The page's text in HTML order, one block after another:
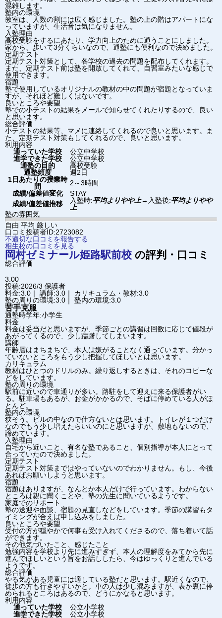
混雑します。
塾内の環境
教室は、人数の割には広く感じました。塾の上の階はアパートにな
っていますが、生活音は気になりません。
入塾理由
高校受験をするにあたり、学力向上のために通うことにしました。
家から、歩いて3分くらいなので、通塾にも便利なので決めました。
定期テスト
定期テスト対策として、各学校の過去の問題を配布してくれます。
また、定期テスト前は塾を開放してくれて、自習室みたいな感じで
使用できます。
宿題
塾で使用しているオリジナルの教材の中の問題が宿題となっていま
すが、それほど難しくはないです。
良いところや要望
塾での小テストの結果をメールで知らせてくれたりするので、良い
と思います。
総合評価
小テストの結果等、マメに連絡してくれるので良いと思います。ま
た、定期テスト対策もしてくれるので、良いと思います。
利用内容
通っていた学校
公立中学校
進学できた学校
公立中学校
通塾の目的
高校受験
通塾頻度
週2日
1日あたりの授業時
間
2～3時間
成績/偏差値変化
STAY
成績/偏差値推移
入塾時:平均よりやや上→ 入塾後:平均よりやや
上
塾の雰囲気
自由 平均 厳しい
口コミ投稿者ID:2723082
不適切な口コミを報告する
相生校の口コミを見る
岡村ゼミナール姫路駅前校 の評判・口コミ
総合評価
3.00
投稿:2026/3 保護者
料金:3.0｜ 講師:3.0｜ カリキュラム・教材:3.0
塾の周りの環境:3.0｜ 塾内の環境:3.0
苦手克服
通塾時学年:小学生
料金
料金は妥当だと思いますが、季節ごとの講習は回数に応じて値段が
あがってくるので、少し躊躇してしまいます。
講師
年齢層はまちまちで、本人は嫌がることなく通っています。分かっ
ていないところをもう少し把握してほしいとは思います。
カリキュラム
教材はひとつのドリルのみ。繰り返しするときは、それのコピーな
どをしています。
塾の周りの環境
駅前に近いので車通りが多い。路駐をして迎えに来る保護者がい
る。駐車場もあるが、お金がかかるので、そばに停めている人がほ
とんど。
塾内の環境
狭そう。ビルの中なので仕方ないとは思います。トイレが１つだけ
なのでもう少し増えたらいいのにと思いますが、敷地もないので、
諦めています。
入塾理由
自宅から近いこと、有名な塾であること、個別指導が本人にとって
合っていたので決めました。
定期テスト
定期テスト対策まではやっていないのでわかりません。もし、今後
あればお願いしようと思います。
宿題
宿題はありますが、なんとか本人だけで行っています。わからない
ところは親に聞くことや、塾の先生に聞いているようです。
家庭でのサポート
塾の送迎や面談、宿題の見直しなどをしています。季節の講習もタ
イミングが合えば申し込みをしました。
良いところや要望
受付の方が穏やかで何事も受け入れてくださるので、落ち着いて話
ができます。
その他気づいたこと、感じたこと
勉強内容を学校より先に進みすぎず、本人の理解度をみてから先に
進んでほしいという旨をお話ししたら、今はゆっくりと進んでいる
ようです。
総合評価
やる気がある児童には適している塾だと思います。駅近くなので、
徒歩の方も行きやすいかと。車の人は少し混みますが、表か裏に停
められるところはあるので、どうにかなると思います。
利用内容
通っていた学校
公立小学校
進学できた学校
公立小学校